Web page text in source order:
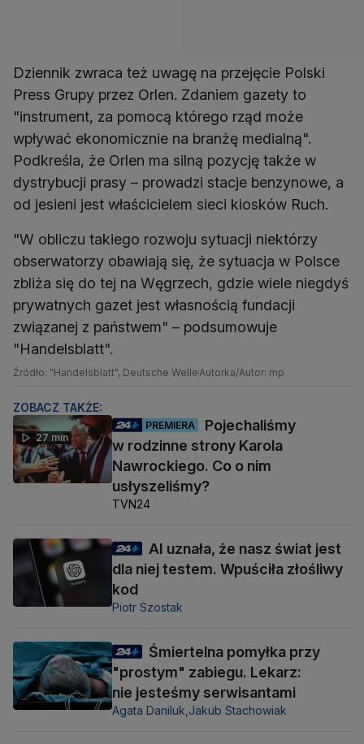
Dziennik zwraca też uwagę na przejęcie Polski
Press Grupy przez Orlen. Zdaniem gazety to
"instrument, za pomocą którego rząd może
wpływać ekonomicznie na branżę medialną".
Podkreśla, że Orlen ma silną pozycję także w
dystrybucji prasy – prowadzi stacje benzynowe, a
od jesieni jest właścicielem sieci kiosków Ruch.
"W obliczu takiego rozwoju sytuacji niektórzy
obserwatorzy obawiają się, że sytuacja w Polsce
zbliża się do tej na Węgrzech, gdzie wiele niegdyś
prywatnych gazet jest własnością fundacji
związanej z państwem" – podsumowuje
"Handelsblatt".
Źródło: "Handelsblatt", Deutsche WelleAutorka/Autor: mp
ZOBACZ TAKŻE:
27 min
PREMIERA
Pojechaliśmy
w rodzinne strony Karola
Nawrockiego. Co o nim
usłyszeliśmy?
TVN24
AI uznała, że nasz świat jest
dla niej testem. Wpuściła złośliwy
kod
Piotr Szostak
Śmiertelna pomyłka przy
"prostym" zabiegu. Lekarz:
nie jesteśmy serwisantami
Agata Daniluk, Jakub Stachowiak